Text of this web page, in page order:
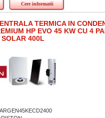
Cere informatii
TERMICA IN
HP EVO 45 KW CU 4
400L
ARGEN45KECD2400